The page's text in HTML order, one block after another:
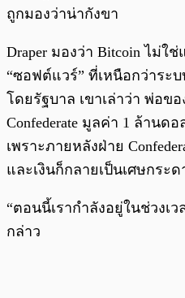
ถูกมองว่าน่ากังขา
Draper มองว่า Bitcoin ไม่ใ
“ซอฟต์แวร์” ที่เหนือกว่าระ
โดยรัฐบาล เขาเล่าว่า พ่อข
Confederate มูลค่า 1 ล้านด
เพราะภายหลังฝ่าย
และเงินก็กลายเป็นเศษกระด
“ตอนนี้เรากำลังอยู่ในช่วงเ
กล่าว